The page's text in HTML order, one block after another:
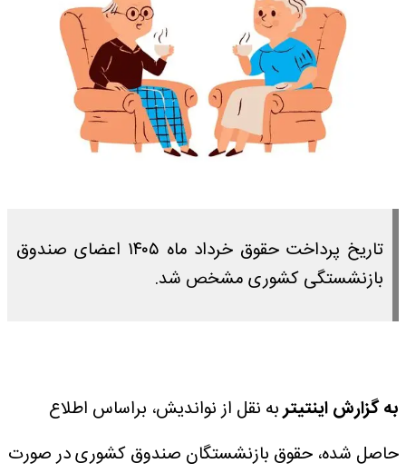
تاریخ پرداخت حقوق خرداد ماه ۱۴۰۵ اعضای صندوق
بازنشستگی کشوری مشخص شد.
به گزارش اینتیتربه نقل از نواندیش، براساس اطلاع
حاصل شده، حقوق بازنشستگان صندوق کشوری در صورت